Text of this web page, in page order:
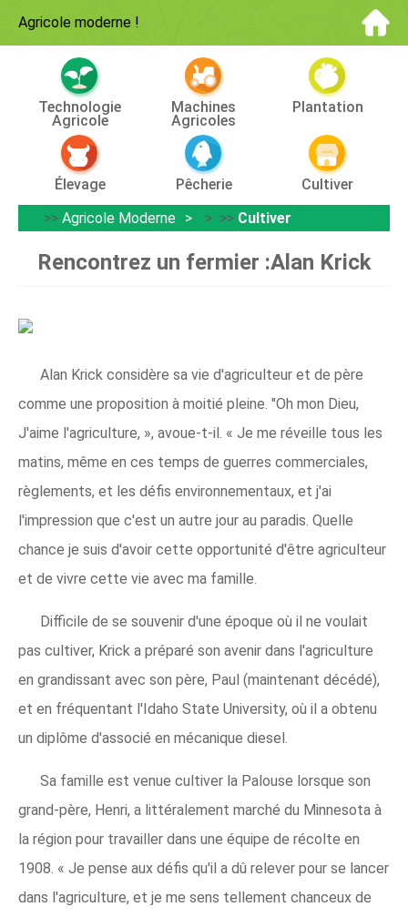
Agricole moderne !
Technologie
Agricole
Machines
Agricoles
Plantation
Élevage Pêcherie
Cultiver
>> Agricole Moderne > >> Cultiver
Rencontrez un fermier :Alan Krick
Alan Krick considère sa vie d'agriculteur et de père
comme une proposition à moitié pleine. "Oh mon Dieu,
J'aime l'agriculture, », avoue-t-il. « Je me réveille tous les
matins, même en ces temps de guerres commerciales,
règlements, et les défis environnementaux, et j'ai
l'impression que c'est un autre jour au paradis. Quelle
chance je suis d'avoir cette opportunité d'être agriculteur
et de vivre cette vie avec ma famille.
Difficile de se souvenir d'une époque où il ne voulait
pas cultiver, Krick a préparé son avenir dans l'agriculture
en grandissant avec son père, Paul (maintenant décédé),
et en fréquentant l'Idaho State University, où il a obtenu
un diplôme d'associé en mécanique diesel.
Sa famille est venue cultiver la Palouse lorsque son
grand-père, Henri, a littéralement marché du Minnesota à
la région pour travailler dans une équipe de récolte en
1908. « Je pense aux défis qu'il a dû relever pour se lancer
dans l'agriculture, et je me sens tellement chanceux de